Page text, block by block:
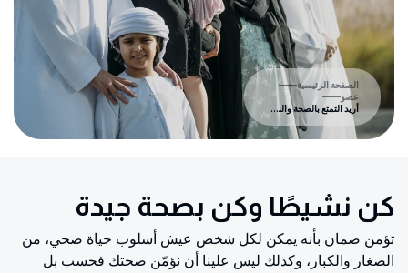
الصفحة الرئيسية
عضو
أريد التمتع بالصحة والنشاط
كن نشيطًا وكن بصحة جيدة
تؤمن ضمان بأنه يمكن لكل شخص عيش أسلوب حياة صحي، من
الصغار والكبار، وكذلك ليس علينا أن نؤمّن صحتك فحسب بل